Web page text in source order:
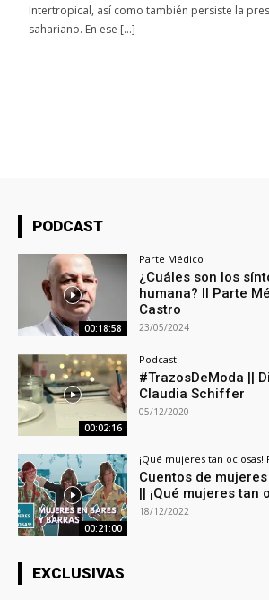
Intertropical, así como también persiste la
sahariano. En ese […]
PODCAST
00:18:58
Parte Médico
¿Cuáles son los
humana? II Parte
Castro
23/05/2024
00:02:16
Podcast
#TrazosDeModa ||
Claudia Schiffer
05/12/2020
00:21:00
¡Qué mujeres tan ociosas!
Cuentos de
|| ¡Qué mujeres tan
18/12/2022
EXCLUSIVAS